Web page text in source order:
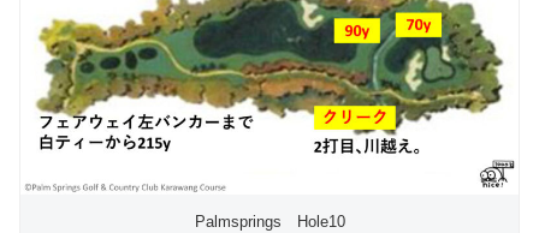
Palmsprings Hole10